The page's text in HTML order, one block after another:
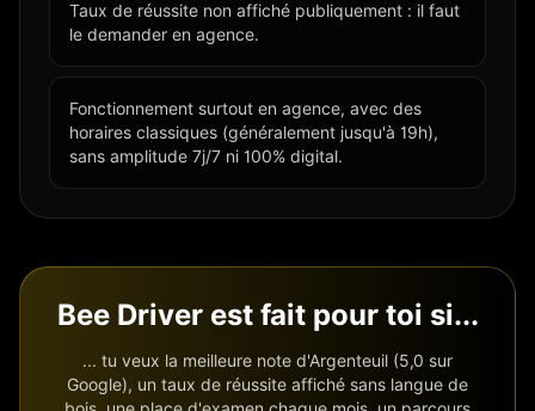
Taux de réussite non affiché publiquement : il faut
le demander en agence.
Fonctionnement surtout en agence, avec des
horaires classiques (généralement jusqu'à 19h),
sans amplitude 7j/7 ni 100% digital.
Bee Driver est fait pour toi si...
... tu veux la meilleure note d'Argenteuil (5,0 sur
Google), un taux de réussite affiché sans langue de